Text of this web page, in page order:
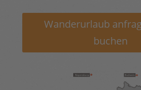
Wanderurlaub
buchen